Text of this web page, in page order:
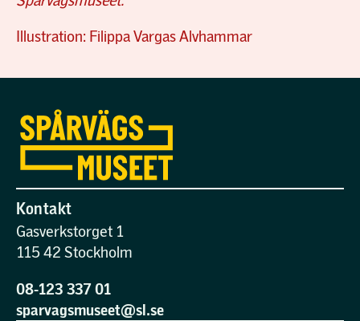
Illustration: Filippa Vargas Alvhammar
Kontakt
Gasverkstorget 1
115 42 Stockholm
08-123 337 01
sparvagsmuseet@sl.se